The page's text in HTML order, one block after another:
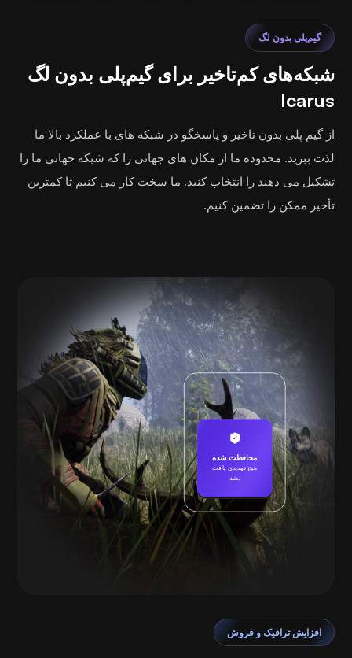
گیم‌پلی بدون لگ
شبکه‌های کم‌تاخیر برای گیم‌پلی بدون لگ
Icarus
از گیم پلی بدون تاخیر و پاسخگو در شبکه های با عملکرد بالا ما
لذت ببرید. محدوده ما از مکان های جهانی را که شبکه جهانی ما را
تشکیل می دهند را انتخاب کنید. ما سخت کار می کنیم تا کمترین
تأخیر ممکن را تضمین کنیم.
افزایش ترافیک و فروش
محافظت شده
هیچ تهدیدی یافت
نشد